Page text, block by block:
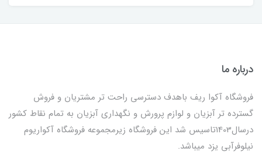
درباره ما
فروشگاه آکوا ریف باهدف دسترسی راحت تر مشتریان و فروش
گسترده تر آبزیان و لوازم پرورش و نگهداری آبزیان به تمام نقاط کشور
درسال1403تاسیس شد این فروشگاه زیرمجموعه فروشگاه آکواریوم
نیلوفرآبی یزد میباشد.